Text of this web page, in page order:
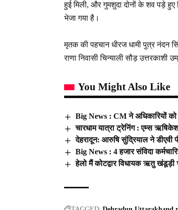
हुई मिली, और गुमशुदा दोनों के शव पड़े
भेजा गया है।
मृतक की पहचान धीरज धामी पुत्र नंदन
राणा निवासी चिन्याली सौड़ उत्तरकाशी
You Might Also Like
Big News : CM ने अधिकारियों को
चारधाम यात्रा ट्रेनिंग : एम्स
देहरादून: आरुषि सुंद्रियाल ने डीएवी
Big News : 4 हजार संविदा
हेलो मैं कोटद्वार विधायक ऋतु